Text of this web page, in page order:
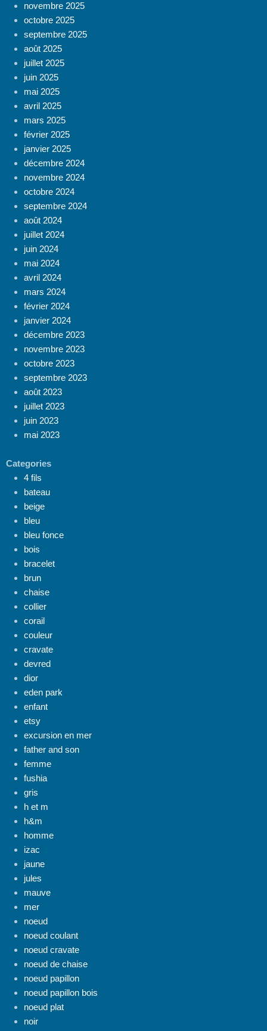
novembre 2025
octobre 2025
septembre 2025
août 2025
juillet 2025
juin 2025
mai 2025
avril 2025
mars 2025
février 2025
janvier 2025
décembre 2024
novembre 2024
octobre 2024
septembre 2024
août 2024
juillet 2024
juin 2024
mai 2024
avril 2024
mars 2024
février 2024
janvier 2024
décembre 2023
novembre 2023
octobre 2023
septembre 2023
août 2023
juillet 2023
juin 2023
mai 2023
Categories
4 fils
bateau
beige
bleu
bleu fonce
bois
bracelet
brun
chaise
collier
corail
couleur
cravate
devred
dior
eden park
enfant
etsy
excursion en mer
father and son
femme
fushia
gris
h et m
h&m
homme
izac
jaune
jules
mauve
mer
noeud
noeud coulant
noeud cravate
noeud de chaise
noeud papillon
noeud papillon bois
noeud plat
noir